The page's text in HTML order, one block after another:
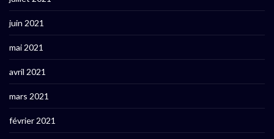
juin 2021
mai 2021
avril 2021
mars 2021
février 2021